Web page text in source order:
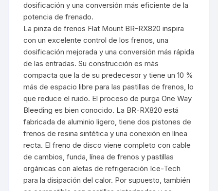
dosificación y una conversión más eficiente de la
potencia de frenado.
La pinza de frenos Flat Mount BR-RX820 inspira
con un excelente control de los frenos, una
dosificación mejorada y una conversión más rápida
de las entradas. Su construcción es más
compacta que la de su predecesor y tiene un 10 %
más de espacio libre para las pastillas de frenos, lo
que reduce el ruido. El proceso de purga One Way
Bleeding es bien conocido. La BR-RX820 está
fabricada de aluminio ligero, tiene dos pistones de
frenos de resina sintética y una conexión en línea
recta. El freno de disco viene completo con cable
de cambios, funda, línea de frenos y pastillas
orgánicas con aletas de refrigeración Ice-Tech
para la disipación del calor. Por supuesto, también